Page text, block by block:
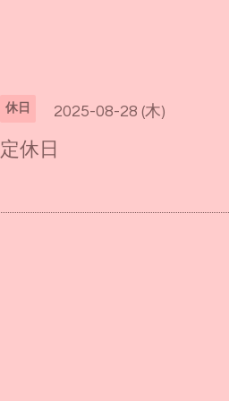
休日 2025-08-28 (木)
定休日